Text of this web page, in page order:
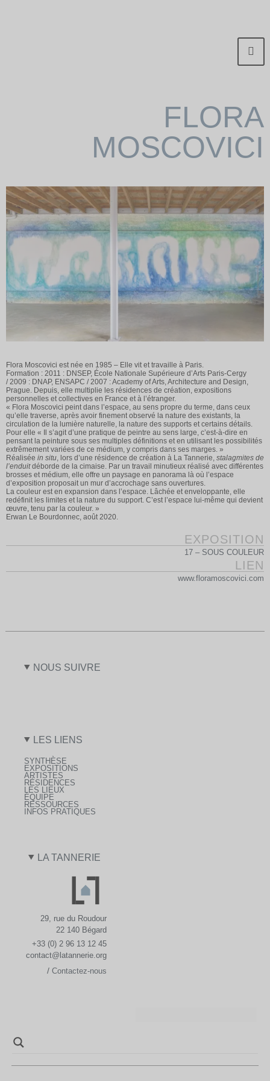
FLORA
MOSCOVICI
Flora Moscovici est née en 1985 – Elle vit et travaille à Paris.
Formation : 2011 : DNSEP, École Nationale Supérieure d’Arts Paris-Cergy
/ 2009 : DNAP, ENSAPC / 2007 : Academy of Arts, Architecture and Design,
Prague. Depuis, elle multiplie les résidences de création, expositions
personnelles et collectives en France et à l’étranger.
« Flora Moscovici peint dans l’espace, au sens propre du terme, dans ceux
qu’elle traverse, après avoir finement observé la nature des existants, la
circulation de la lumière naturelle, la nature des supports et certains détails.
Pour elle « Il s’agit d’une pratique de peintre au sens large, c’est-à-dire en
pensant la peinture sous ses multiples définitions et en utilisant les possibilités
extrêmement variées de ce médium, y compris dans ses marges. »
Réalisée in situ , lors d’une résidence de création à La Tannerie, stalagmites de
l’enduitdéborde de la cimaise. Par un travail minutieux réalisé avec différentes
brosses et médium, elle offre un paysage en panorama là où l’espace
d’exposition proposait un mur d’accrochage sans ouvertures.
La couleur est en expansion dans l’espace. Lâchée et enveloppante, elle
redéfinit les limites et la nature du support. C’est l’espace lui-même qui devient
œuvre, tenu par la couleur. »
Erwan Le Bourdonnec, août 2020.
EXPOSITION
17 – SOUS COULEUR
LIEN
www.floramoscovici.com
NOUS SUIVRE
LES LIENS
SYNTHÈSE
EXPOSITIONS
ARTISTES
RÉSIDENCES
LES LIEUX
ÉQUIPE
RESSOURCES
INFOS PRATIQUES
LA TANNERIE
29, rue du Roudour
22 140 Bégard
+33 (0) 2 96 13 12 45
contact@latannerie.org
/Contactez-nous